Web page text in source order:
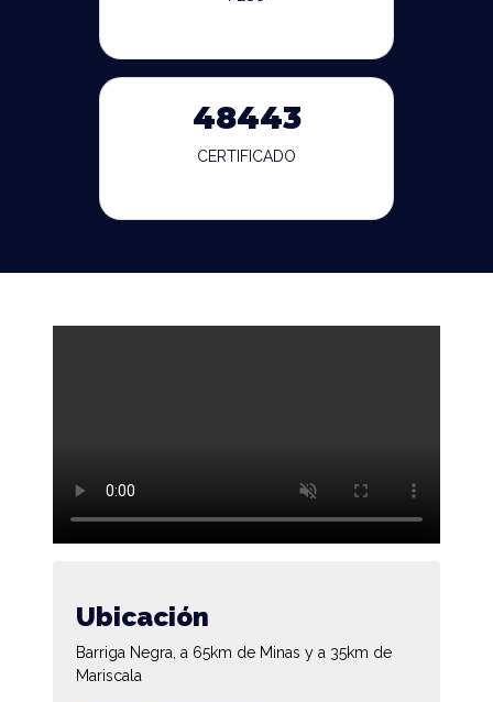
48443
CERTIFICADO
Ubicación
Barriga Negra, a 65km de Minas y a 35km de
Mariscala